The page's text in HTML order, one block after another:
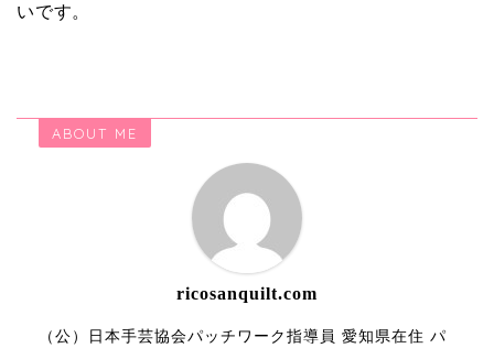
いです。
ABOUT ME
ricosanquilt.com
（公）日本手芸協会パッチワーク指導員 愛知県在住 パ